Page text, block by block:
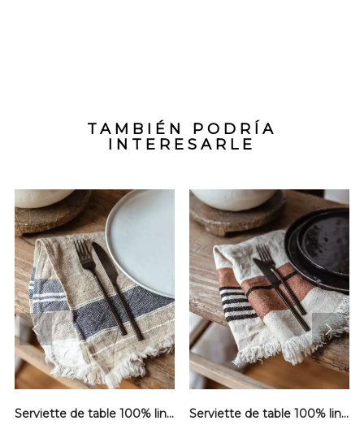
TAMBIÉN PODRÍA
INTERESARLE
Serviette de table 100% lin - Bastion
Serviette de table 100% lin - Inyo
prev next